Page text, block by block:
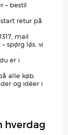
– bestil
retur på
mail
spørg løs, vi
er i
alle køb.
og idéer i
hverdag